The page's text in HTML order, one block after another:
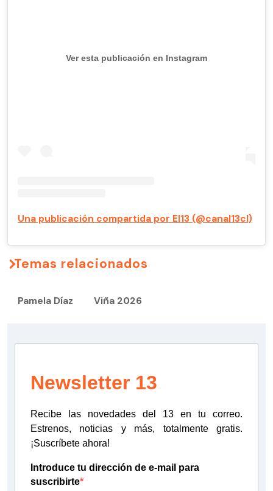
Ver esta publicación en Instagram
Una publicación compartida por El13 (@canal13cl)
Temas relacionados
Pamela Díaz Viña 2026
Newsletter 13
Recibe las novedades del 13 en tu correo.
Estrenos, noticias y más, totalmente gratis.
¡Suscríbete ahora!
Introduce tu dirección de e-mail para
suscribirte